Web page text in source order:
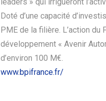
Doté d’une capacité
PME de la filière. L’action
développement « Avenir
d’environ 100 M€.
www.bpifrance.fr/